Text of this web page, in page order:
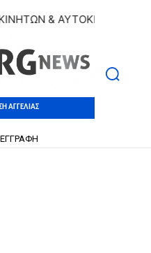
& ΑΥΤΟΚΙΝΗΤΩΝ |
ΑΓΓΕΛΙΑΣ